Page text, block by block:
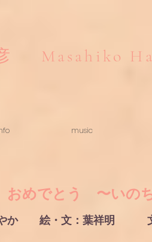
Masahiko
music
おめでとう 〜いの
さやか 絵・文：葉祥明